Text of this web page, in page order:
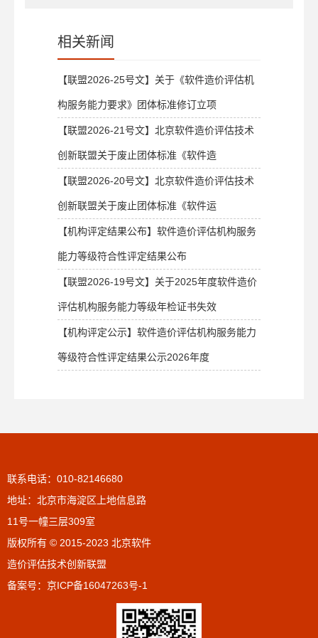
相关新闻
【联盟2026-25号文】关于《软件造价评估机
构服务能力要求》团体标准修订立项
【联盟2026-21号文】北京软件造价评估技术
创新联盟关于废止团体标准《软件造
【联盟2026-20号文】北京软件造价评估技术
创新联盟关于废止团体标准《软件运
【机构评定结果公布】软件造价评估机构服务
能力等级符合性评定结果公布
【联盟2026-19号文】关于2025年度软件造价
评估机构服务能力等级年检证书失效
【机构评定公示】软件造价评估机构服务能力
等级符合性评定结果公示2026年度
联系电话：010-82146680
地址：北京市海淀区上地信息路
11号一幢三层309室
版权所有 © 2015-2023 北京软件
造价评估技术创新联盟
备案号： 京ICP备16047263号-1